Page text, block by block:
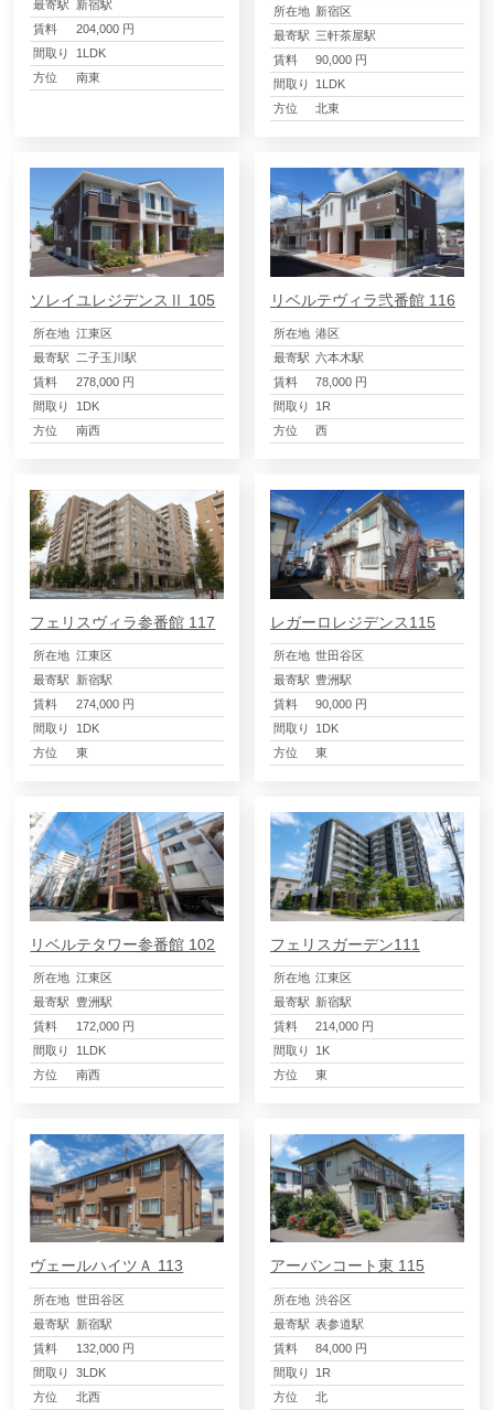
最寄駅 新宿駅
賃料
204,000 円
間取り
1LDK
方位
南東
所在地 新宿区
最寄駅 三軒茶屋駅
賃料
90,000 円
間取り
1LDK
方位
北東
ソレイユレジデンスⅡ 105
所在地 江東区
最寄駅
二子玉川駅
賃料
278,000 円
間取り
1DK
方位
南西
リベルテヴィラ弐番館 116
所在地 港区
最寄駅 六本木駅
賃料
78,000 円
間取り
1R
方位
西
フェリスヴィラ参番館 117
所在地 江東区
最寄駅
新宿駅
賃料
274,000 円
間取り
1DK
方位
東
レガーロレジデンス115
所在地 世田谷区
最寄駅 豊洲駅
賃料
90,000 円
間取り
1DK
方位
東
リベルテタワー参番館 102
所在地 江東区
最寄駅
豊洲駅
賃料
172,000 円
間取り
1LDK
方位
南西
フェリスガーデン111
所在地 江東区
最寄駅 新宿駅
賃料
214,000 円
間取り
1K
方位
東
ヴェールハイツＡ 113
所在地 世田谷区
最寄駅
新宿駅
賃料
132,000 円
間取り
3LDK
方位
北西
アーバンコート東 115
所在地 渋谷区
最寄駅 表参道駅
賃料
84,000 円
間取り
1R
方位
北